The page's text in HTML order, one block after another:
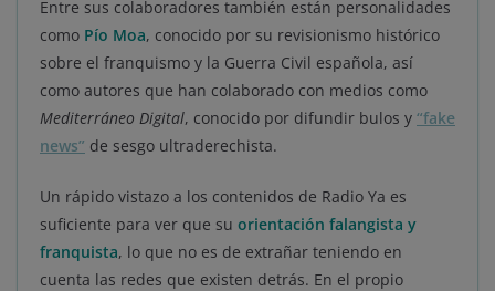
Entre sus colaboradores también están personalidades
como Pío Moa, conocido por su revisionismo histórico
sobre el franquismo y la Guerra Civil española, así
como autores que han colaborado con medios como
Mediterráneo Digital, conocido por difundir bulos y “fake
news” de sesgo ultraderechista.
Un rápido vistazo a los contenidos de Radio Ya es
suficiente para ver que su orientación falangista y
franquista, lo que no es de extrañar teniendo en
cuenta las redes que existen detrás. En el propio